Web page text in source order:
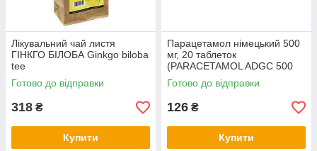
Лікувальний чай листя
ГІНКГО БІЛОБА Ginkgo biloba
tee
Готово до відправки
318 ₴
Купити
Парацетамол німецький 500
мг, 20 таблеток
(PARACETAMOL ADGC 500
mg Tabletten, 20 St.)
Готово до відправки
126 ₴
Купити